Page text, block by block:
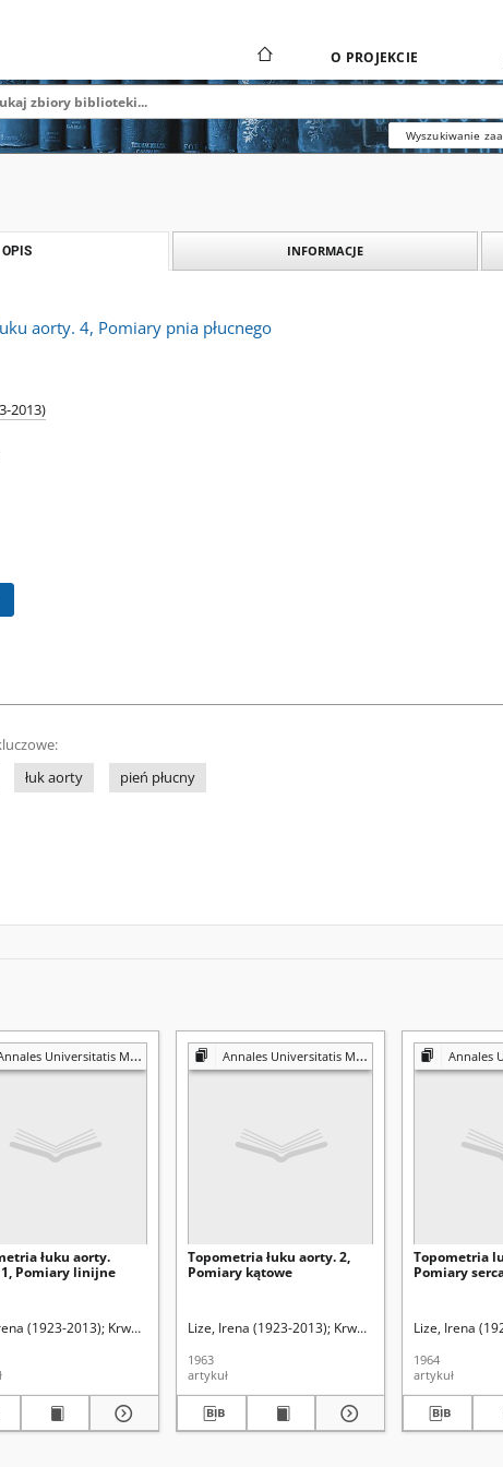
O PROJEKCIE
Wyszukiwanie
OPIS INFORMACJE
aorty. 4, Pomiary pnia płucnego
2013)
łuk aorty pień płucny
1988). Redaktor sekcji
Universitatis Mariae Curie-Skłodowska. Sectio D, Medicina
łuku aorty.
1, Pomiary linijne
(1923-2013) Krwawicz, Tadeusz (1910-1988). Redaktor sekcji
Annales Universitatis Mariae Curie-Skłodowska. Sectio D, Medicina
Topometria łuku aorty. 2,
Pomiary kątowe
Lize, Irena (1923-2013) Krwawicz, Tadeusz (1910-
1963
artykuł
Annales Universitatis
Topometria
Pomiary
Lize, Irena
1964
artykuł